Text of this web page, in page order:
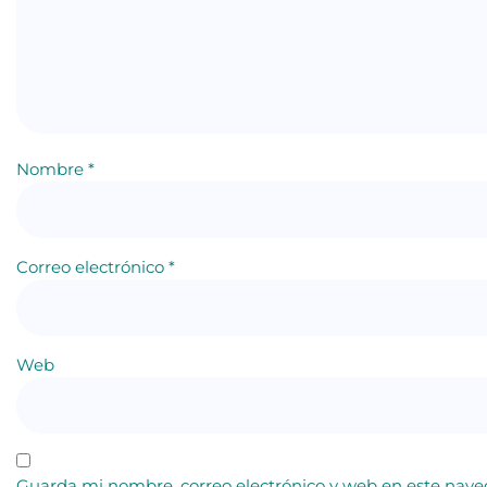
Nombre *
Correo electrónico *
Web